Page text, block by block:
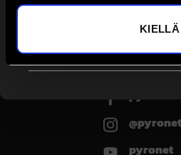
KIELLÄ
SEURAA
pyronet.fi
pyronet
Kajaani, Kaarina (Turku), Kerava,
Savonlinna, Seinäjoki, Tampere,
Raisio